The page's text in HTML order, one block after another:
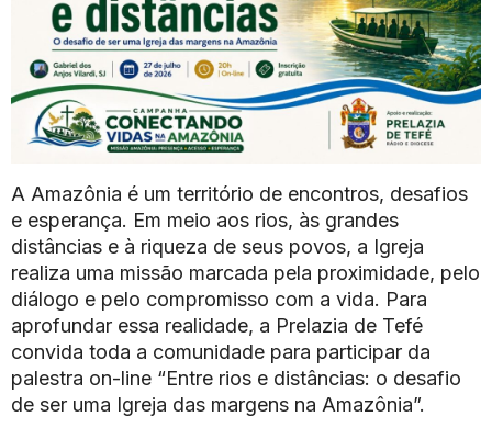
A Amazônia é um território de encontros, desafios
e esperança. Em meio aos rios, às grandes
distâncias e à riqueza de seus povos, a Igreja
realiza uma missão marcada pela proximidade, pelo
diálogo e pelo compromisso com a vida. Para
aprofundar essa realidade, a Prelazia de Tefé
convida toda a comunidade para participar da
palestra on-line “Entre rios e distâncias: o desafio
de ser uma Igreja das margens na Amazônia”.